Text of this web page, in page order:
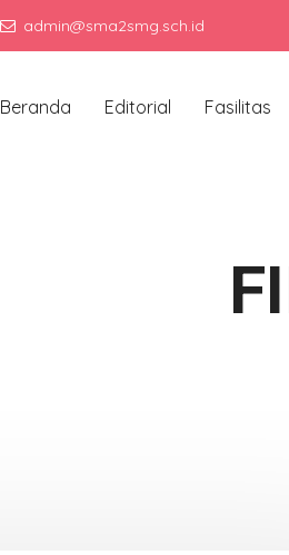
admin@sma2smg.sch.id
Menjadi
Beranda Editorial Fasilitas